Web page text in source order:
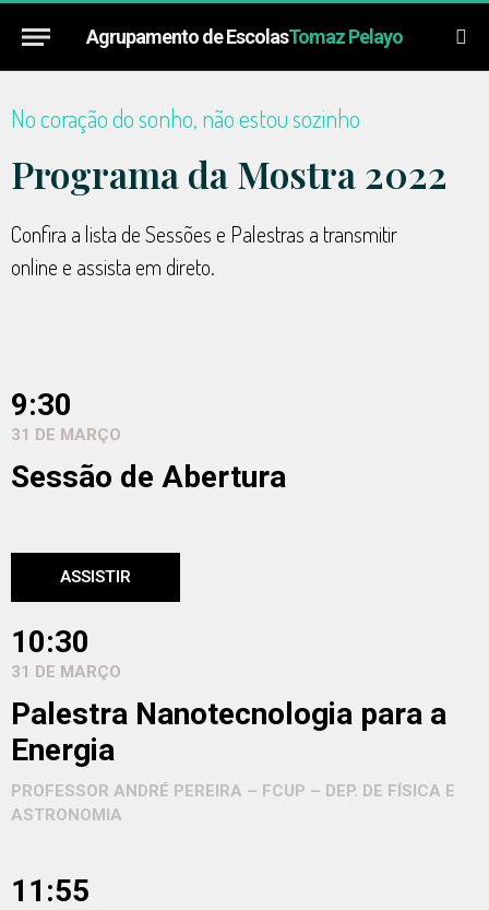
Agrupamento de EscolasTomaz Pelayo
No coração do sonho, não estou sozinho
Programa da Mostra 2022
Confira a lista de Sessões e Palestras a transmitir
online e assista em direto.
9:30
31 DE MARÇO
Sessão de Abertura
ASSISTIR
10:30
31 DE MARÇO
Palestra Nanotecnologia para a
Energia
PROFESSOR ANDRÉ PEREIRA – FCUP – DEP. DE FÍSICA E
ASTRONOMIA
11:55